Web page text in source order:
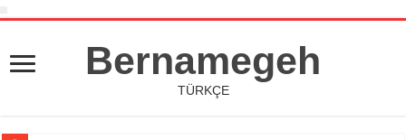
Bernamegeh
TÜRKÇE